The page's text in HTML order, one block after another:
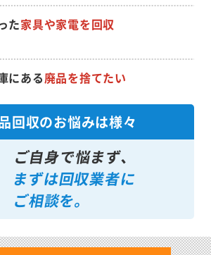
た家具や家電を回収
にある廃品を捨てたい
回収のお悩みは様々
ご自身で悩まず、
まずは回収業者に
ご相談を。